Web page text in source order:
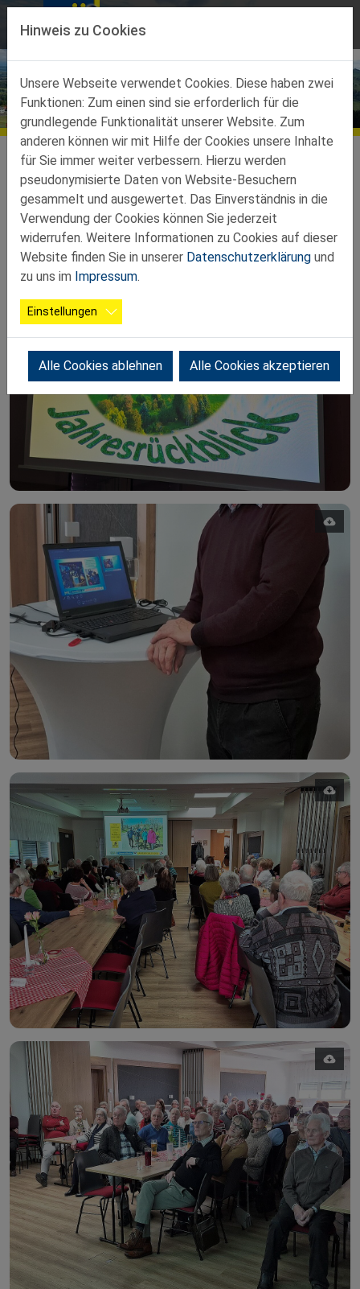
Direkt zur Hauptnavigation springen
Direkt zum Inhalt springen
Bildergalerien
Ortsgruppen
Ortsgruppen-Teilbez-Waidhofen-Ybbs Allhartsberg Galerie
2026 01 21 Jahresrückblick 2025
Hinweis zu Cookies
Unsere Webseite verwendet Cookies. Diese haben zwei
Funktionen: Zum einen sind sie erforderlich für die
grundlegende Funktionalität unserer Website. Zum
anderen können wir mit Hilfe der Cookies unsere Inhalte
für Sie immer weiter verbessern. Hierzu werden
pseudonymisierte Daten von Website-Besuchern
gesammelt und ausgewertet. Das Einverständnis in die
Verwendung der Cookies können Sie jederzeit
widerrufen. Weitere Informationen zu Cookies auf dieser
Website finden Sie in unserer Datenschutzerklärung und
zu uns im Impressum.
Einstellungen
Alle Cookies ablehnen Alle Cookies akzeptieren